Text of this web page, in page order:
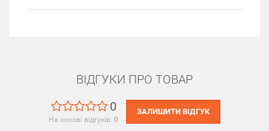
ВІДГУКИ ПРО ТОВАР
0
На основі відгуків: 0
ЗАЛИШИТИ ВІДГУК